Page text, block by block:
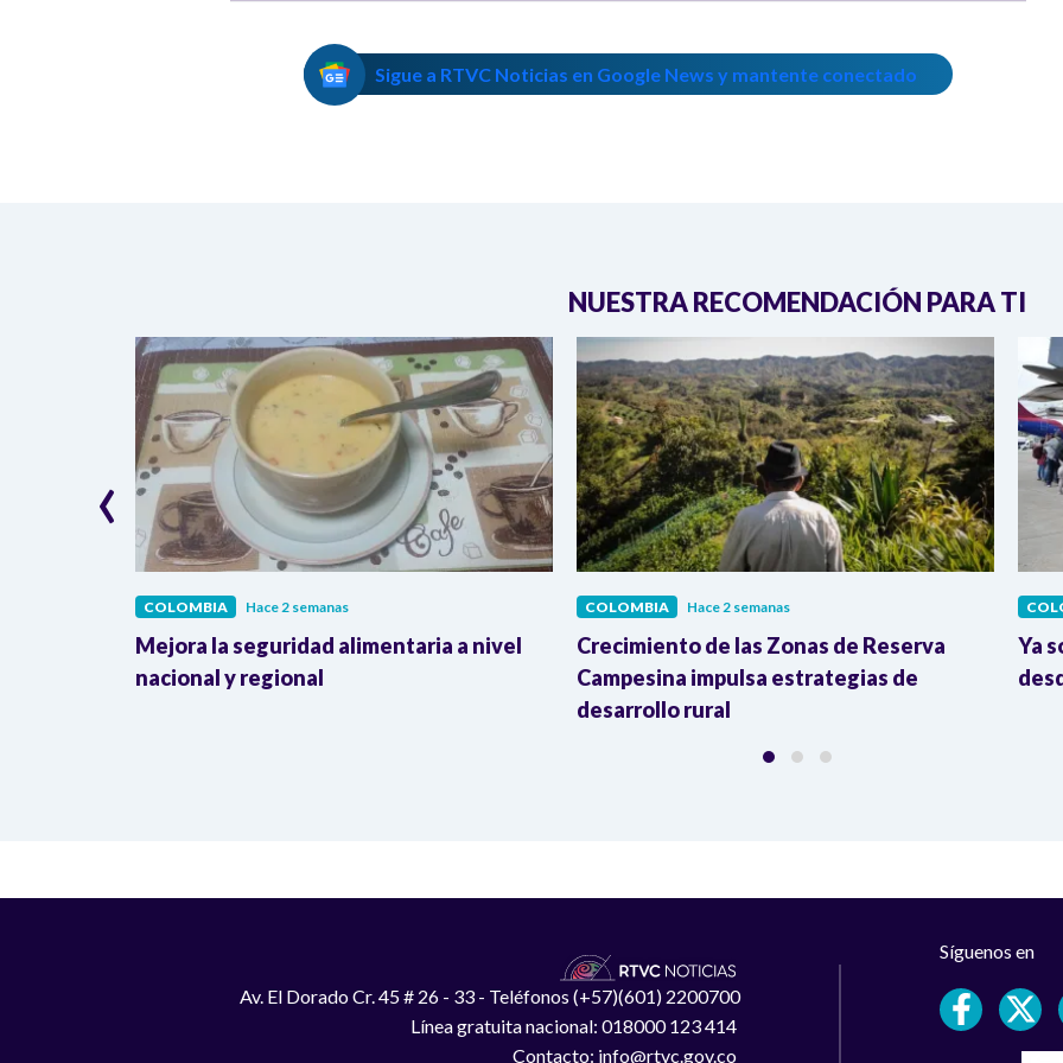
Sigue a RTVC Noticias en Google News y mantente conectado
NUESTRA RECOMENDACIÓN PARA TI
COLOMBIA Hace 2 semanas
Mejora la seguridad alimentaria a nivel
nacional y regional
COLOMBIA Hace 2 semanas
Crecimiento de las Zonas de Reserva
Campesina impulsa estrategias de
desarrollo rural
Ya
‹
Av. El Dorado Cr. 45 # 26 - 33 - Teléfonos (+57)(601) 2200700
Línea gratuita nacional: 018000 123 414
Contacto: info@rtvc.gov.co
Síguenos en